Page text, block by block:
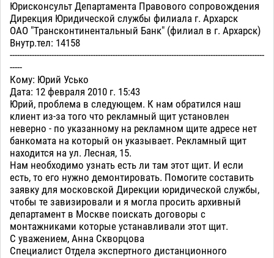
Юрисконсульт Департамента Правового сопровождения
Дирекция Юридической службы филиала г. Архарск
ОАО "Трансконтинентальный Банк" (филиал в г. Архарск)
Внутр.тел: 14158
--------------------------------------------------------------------------------------------------------
-----
Кому: Юрий Усько
Дата: 12 февраля 2010 г. 15:43
Юрий, проблема в следующем. К нам обратился наш
клиент из-за того что рекламный щит установлен
неверно - по указанному на рекламном щите адресе нет
банкомата на который он указывает. Рекламный щит
находится на ул. Лесная, 15.
Нам необходимо узнать есть ли там этот щит. И если
есть, то его нужно демонтировать. Помогите составить
заявку для московской Дирекции юридической службы,
чтобы те завизировали и я могла просить архивный
департамент в Москве поискать договоры с
монтажниками которые устанавливали этот щит.
С уважением, Анна Скворцова
Специалист Отдела экспертного дистанционного